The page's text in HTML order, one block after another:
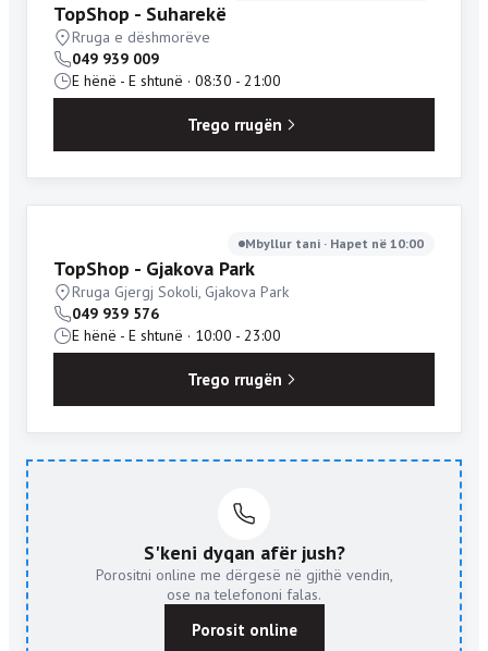
TopShop - Suharekë
Rruga e dëshmorëve
049 939 009
E hënë - E shtunë · 08:30 - 21:00
Trego rrugën
Mbyllur tani · Hapet në 10:00
TopShop - Gjakova Park
Rruga Gjergj Sokoli, Gjakova Park
049 939 576
E hënë - E shtunë · 10:00 - 23:00
Trego rrugën
S'keni dyqan afër jush?
Porositni online me dërgesë në gjithë vendin,
ose na telefononi falas.
Porosit online